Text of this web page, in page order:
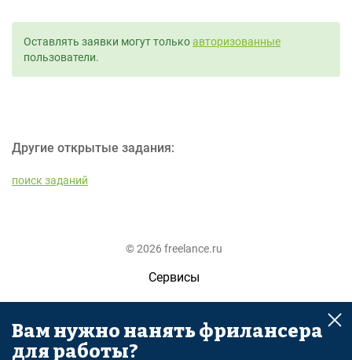
Оставлять заявки могут толькоавторизованные
пользователи.
Другие открытые задания:
поиск заданий
© 2026 freelance.ru
Сервисы
Помощь
Поиск
Вам нужно нанять фрилансера
для работы?